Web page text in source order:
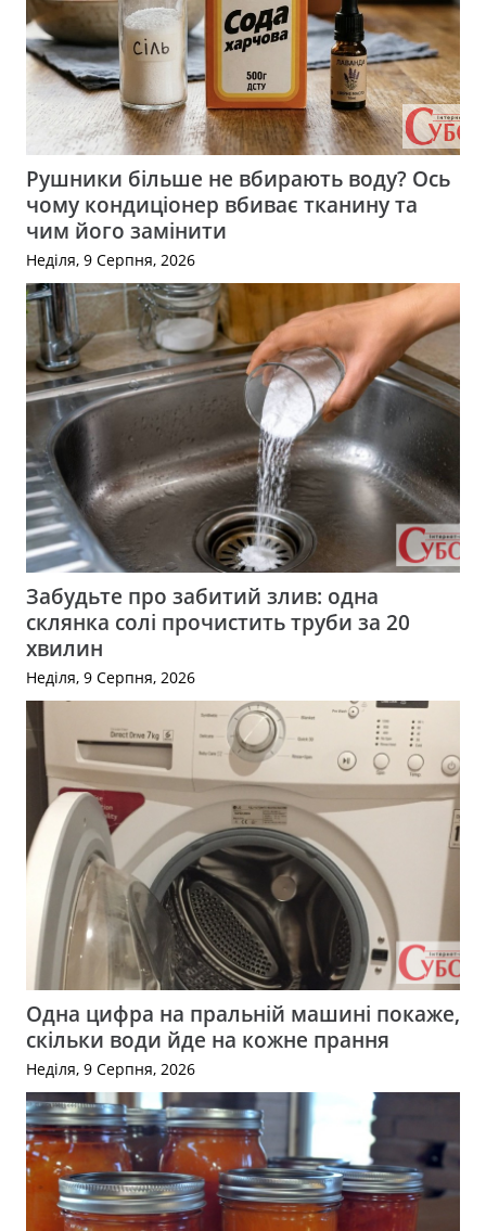
Рушники більше не вбирають воду? Ось
чому кондиціонер вбиває тканину та
чим його замінити
Неділя, 9 Серпня, 2026
Забудьте про забитий злив: одна
склянка солі прочистить труби за 20
хвилин
Неділя, 9 Серпня, 2026
Одна цифра на пральній машині покаже,
скільки води йде на кожне прання
Неділя, 9 Серпня, 2026